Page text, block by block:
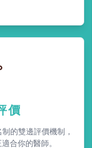
價
的雙邊評價機制，
合你的醫師。